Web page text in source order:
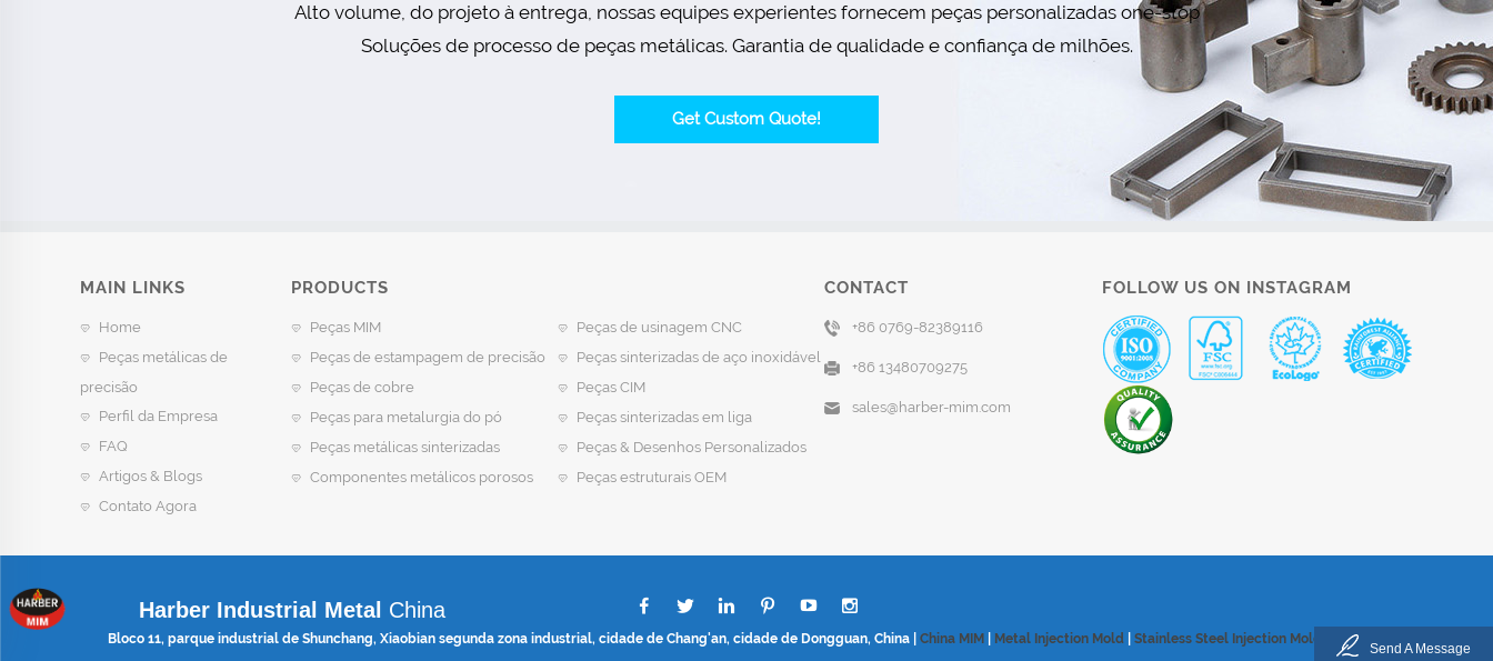
Alto volume, do projeto à entrega, nossas equipes experientes fornecem peças personalizadas one-stop
Soluções de processo de peças metálicas. Garantia de qualidade e confiança de milhões.
Get Custom Quote!
MAIN LINKS
Home
Peças metálicas de
precisão
Perfil da Empresa
FAQ
Artigos & Blogs
Contato Agora
PRODUCTS
Peças MIM
Peças de usinagem CNC
Peças de estampagem de precisão
Peças sinterizadas de aço inoxidável
Peças de cobre
Peças CIM
Peças para metalurgia do pó
Peças sinterizadas em liga
Peças metálicas sinterizadas
Peças & Desenhos Personalizados
Componentes metálicos porosos
Peças estruturais OEM
CONTACT
+86 0769-82389116
+86 13480709275
sales@harber-mim.com
FOLLOW US ON INSTAGRAM
Harber Industrial Metal China
Bloco 11, parque industrial de Shunchang, Xiaobian segunda zona industrial, cidade de Chang'an, cidade de Dongguan, China | China MIM Metal Injection Mold Stainless Steel Injection Mold Sitemap
Send A Message